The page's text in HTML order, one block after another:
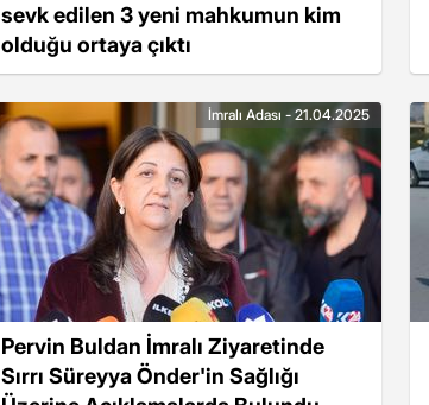
sevk edilen 3 yeni mahkumun kim
olduğu ortaya çıktı
Pervin Buldan İmralı Ziyaretinde
Sırrı Süreyya Önder'in Sağlığı
İmralı Adası - 21.04.2025